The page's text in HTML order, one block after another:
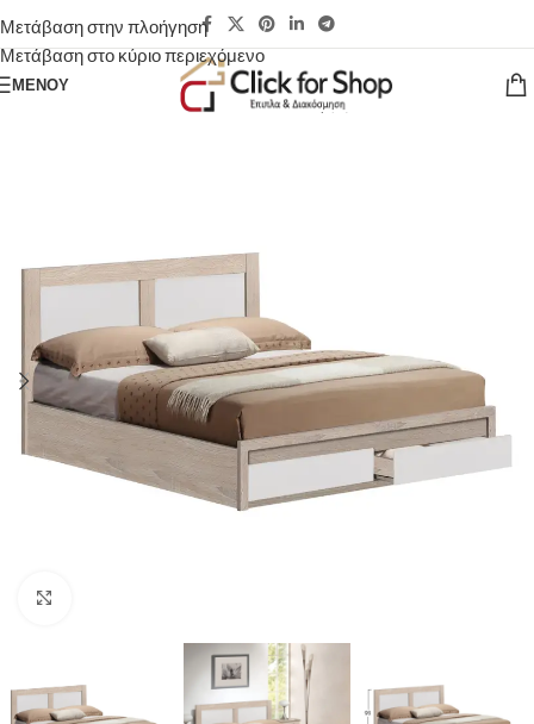
Μετάβαση στην πλοήγηση
Μετάβαση στο κύριο περιεχόμενο
ΜΕΝΟΎ